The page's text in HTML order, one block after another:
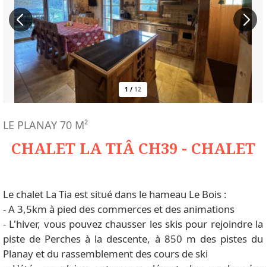
1 / 12
CHALET LA TIÂ CH39 - CHALET
LE PLANAY 70 M²
Le chalet La Tia est situé dans le hameau Le Bois :
- A 3,5km à pied des commerces et des animations
- L'hiver, vous pouvez chausser les skis pour rejoindre la
piste de Perches à la descente, à 850 m des pistes du
Planay et du rassemblement des cours de ski